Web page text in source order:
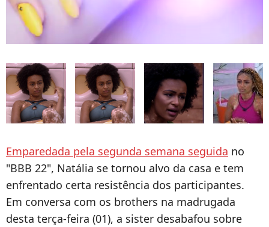
Emparedada pela segunda semana seguida no
"BBB 22", Natália se tornou alvo da casa e tem
enfrentado certa resistência dos participantes.
Em conversa com os brothers na madrugada
desta terça-feira (01), a sister desabafou sobre